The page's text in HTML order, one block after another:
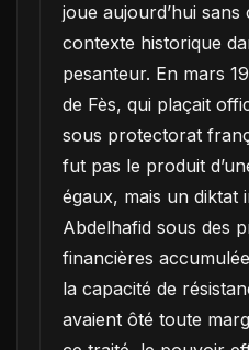
joue aujourd’hui
contexte historique
pesanteur. En mars
de Fès, qui plaçait
sous protectorat
fut pas le produit
égaux, mais un diktat
Abdelhafid sous des
financières
la capacité de
avaient ôté toute